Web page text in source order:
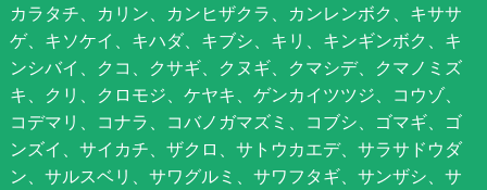
カラタチ、カリン、カンヒザクラ、カンレンボク、キササ
ゲ、キソケイ、キハダ、キブシ、キリ、キンギンボク、キ
ンシバイ、クコ、クサギ、クヌギ、クマシデ、クマノミズ
キ、クリ、クロモジ、ケヤキ、ゲンカイツツジ、コウゾ、
コデマリ、コナラ、コバノガマズミ、コブシ、ゴマギ、ゴ
ンズイ、サイカチ、ザクロ、サトウカエデ、サラサドウダ
ン、サルスベリ、サワグルミ、サワフタギ、サンザシ、サ